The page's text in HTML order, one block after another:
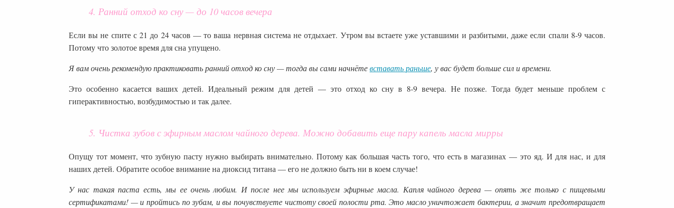
4. Ранний отход ко сну — до 10 часов вечера
Если вы не спите с 21 до 24 часов — то ваша нервная система не отдыхает. Утром вы встаете уже уставшими и разбитыми, даже если спали 8-9 часов.
Потому что золотое время для сна упущено.
Я вам очень рекомендую практиковать ранний отход ко сну — тогда вы сами начнётевставать раньше, у вас будет больше сил и времени.
Это особенно касается ваших детей. Идеальный режим для детей — это отход ко сну в 8-9 вечера. Не позже. Тогда будет меньше проблем с
гиперактивностью, возбудимостью и так далее.
5. Чистка зубов с эфирным маслом чайного дерева. Можно добавить еще пару капель масла мирры
Опущу тот момент, что зубную пасту нужно выбирать внимательно. Потому как большая часть того, что есть в магазинах — это яд. И для нас, и для
наших детей. Обратите особое внимание на диоксид титана — его не должно быть ни в коем случае!
У нас такая паста есть, мы ее очень любим. И после нее мы используем эфирные масла. Капля чайного дерева — опять же только с пищевыми
сертификатами! — и пройтись по зубам, и вы почувствуете чистоту своей полости рта. Это масло уничтожает бактерии, а значит предотвращает